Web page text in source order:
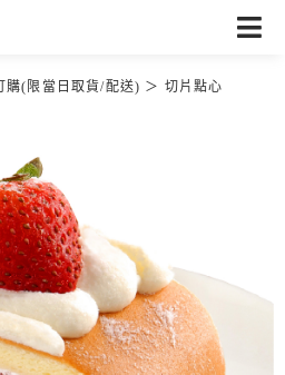
購(限當日取貨/配送) 切片點心